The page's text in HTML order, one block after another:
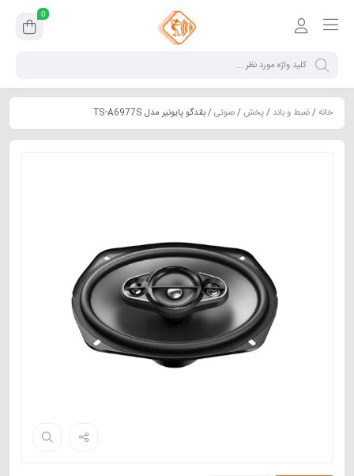
0
خانه/ضبط و باند /پخش /صوتی/ بلندگو پایونیر مدل TS-A6977S